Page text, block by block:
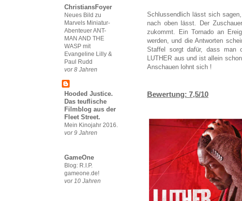
Schlussendlich lässt sich
nach oben lässt. Der
zukommt. Ein Tornado an
werden, und die Antworten
Staffel sorgt dafür, dass man
LUTHER aus und ist allein
Anschauen lohnt sich !
Bewertung: 7,5/10
ChristiansFoyer
Neues Bild zu
Marvels Miniatur-
Abenteuer ANT-
MAN AND THE
WASP mit
Evangeline Lilly &
Paul Rudd
vor 8 Jahren
Hooded Justice.
Das teuflische
Filmblog aus der
Fleet Street.
Mein Kinojahr 2016.
vor 9 Jahren
GameOne
Blog: R.I.P.
gameone.de!
vor 10 Jahren